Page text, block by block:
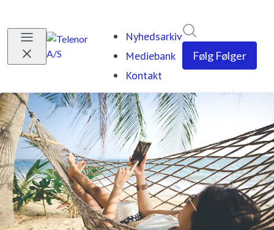
Nyhedsarkiv
Mediebank
Kontakt
Følg Følger